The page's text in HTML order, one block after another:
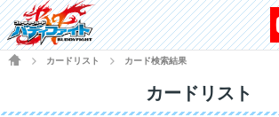
HOME
カードリスト カード検索結果
カードリスト